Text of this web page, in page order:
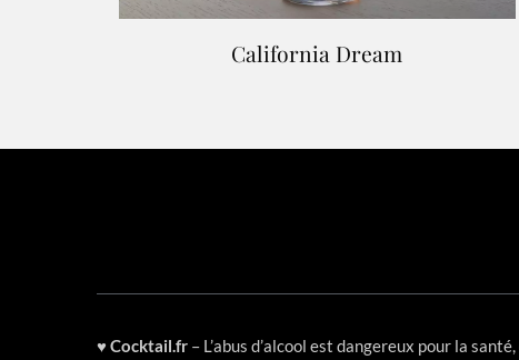
California Dream
♥ Cocktail.fr – L’abus d’alcool est dangereux pour la